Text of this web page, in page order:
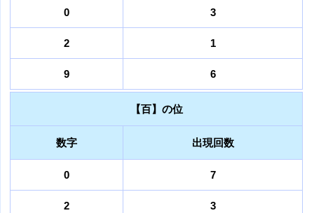
0 3
2 1
9 6
【百】の位
数字 出現回数
0 7
2 3